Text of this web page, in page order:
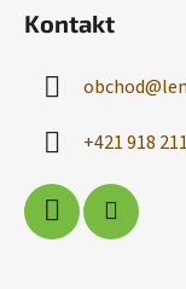
Kontakt
obchod@
+421 918